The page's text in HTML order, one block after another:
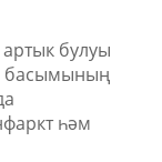
булуы
басымының
һәм